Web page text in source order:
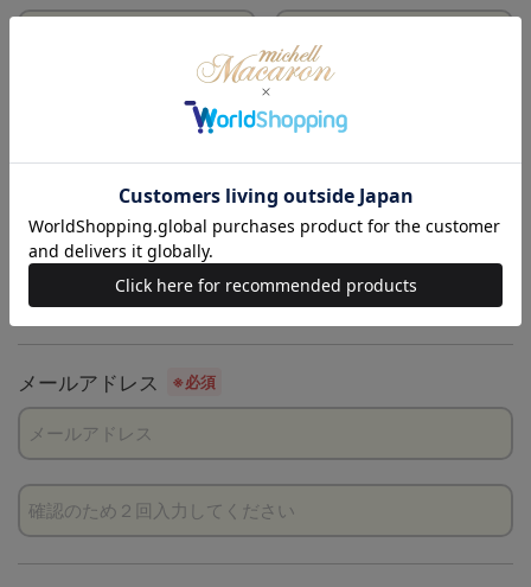
電話番号 ※必須
メールアドレス ※必須